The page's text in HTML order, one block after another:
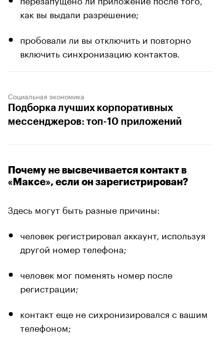
как вы выдали разрешение;
пробовали ли вы отключить и повторно
включить синхронизацию контактов.
Социальная экономика
Подборка лучших корпоративных
мессенджеров: топ-10 приложений
Почему не высвечивается контакт в
«Максе», если он зарегистрирован?
Здесь могут быть разные причины:
человек регистрировал аккаунт, используя
другой номер телефона;
человек мог поменять номер после
регистрации;
контакт еще не сихронизировался с вашим
телефоном;